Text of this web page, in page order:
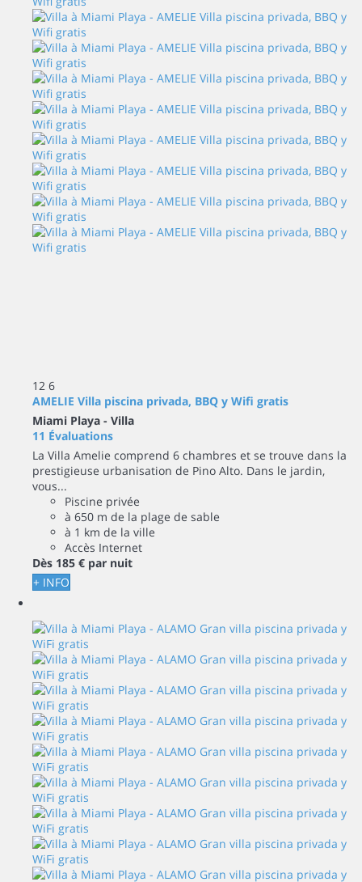
12 6
AMELIE Villa piscina privada, BBQ y Wifi gratis
Miami Playa - Villa
11 Évaluations
La Villa Amelie comprend 6 chambres et se trouve dans la
prestigieuse urbanisation de Pino Alto. Dans le jardin,
vous...
Piscine privée
à 650 m de la plage de sable
à 1 km de la ville
Accès Internet
Dès 185 € par nuit
+ INFO